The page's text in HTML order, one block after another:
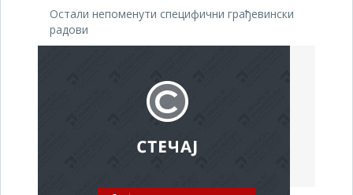
Остали непоменути специфични грађевински
радови